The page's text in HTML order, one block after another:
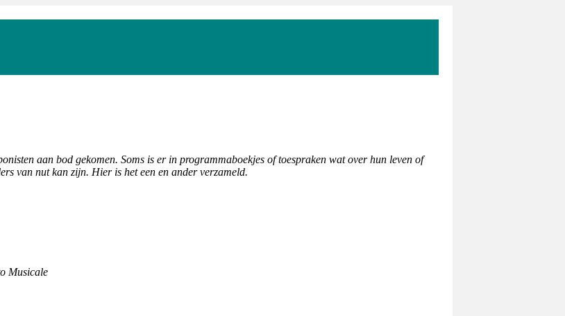
aan bod gekomen. Soms is er in programmaboekjes of toespraken wat over hun leven of
van nut kan zijn. Hier is het een en ander verzameld.
Musicale